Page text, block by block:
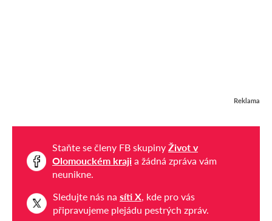
Reklama
Staňte se členy FB skupiny Život v
Olomouckém kraji a žádná zpráva vám
neunikne.
Sledujte nás na síti X, kde pro vás
připravujeme plejádu pestrých zpráv.